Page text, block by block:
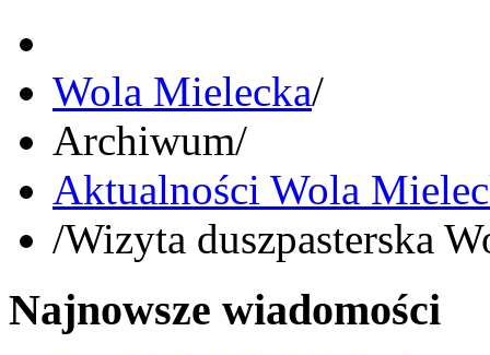
Wola Mielecka/
Archiwum/
Aktualności Wola
/Wizyta duszpasterska
Najnowsze wiadomości